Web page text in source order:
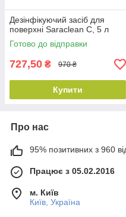
Дезінфікуючий засіб для
поверхні Saraclean C, 5 л
Готово до відправки
727,50 ₴ 970 ₴
Купити
Про нас
95% позитивних з 960
Працює з 05.02.2016
м. Київ
Київ, Україна